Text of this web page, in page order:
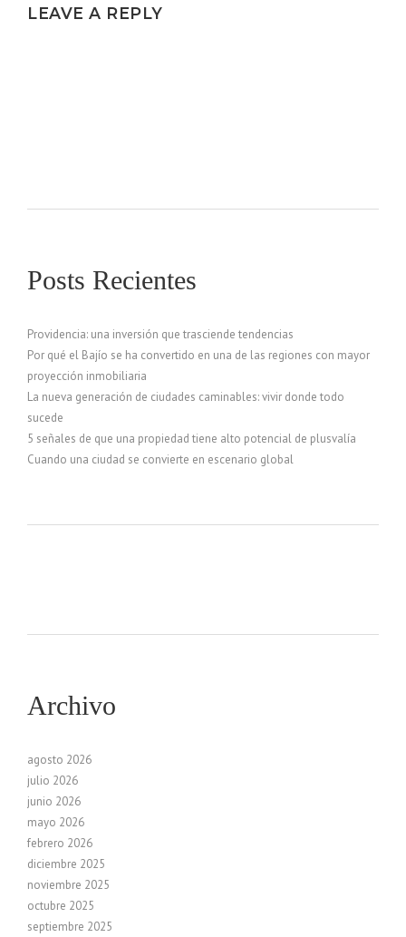
LEAVE A REPLY
Posts Recientes
Providencia: una inversión que trasciende tendencias
Por qué el Bajío se ha convertido en una de las regiones con mayor
proyección inmobiliaria
La nueva generación de ciudades caminables: vivir donde todo
sucede
5 señales de que una propiedad tiene alto potencial de plusvalía
Cuando una ciudad se convierte en escenario global
Archivo
agosto 2026
julio 2026
junio 2026
mayo 2026
febrero 2026
diciembre 2025
noviembre 2025
octubre 2025
septiembre 2025